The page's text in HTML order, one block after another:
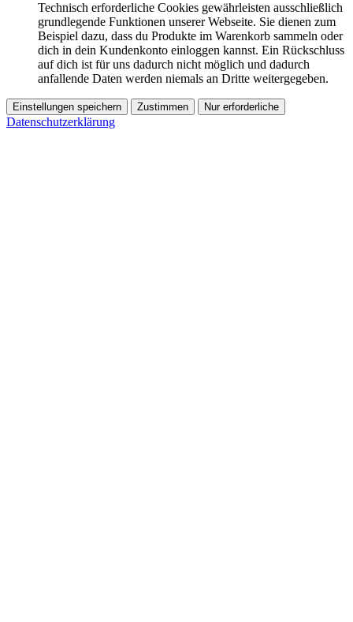
Technisch erforderliche Cookies gewährleisten ausschließlich
grundlegende Funktionen unserer Webseite. Sie dienen zum
Beispiel dazu, dass du Produkte im Warenkorb sammeln oder
dich in dein Kundenkonto einloggen kannst. Ein Rückschluss
auf dich ist für uns dadurch nicht möglich und dadurch
anfallende Daten werden niemals an Dritte weitergegeben.
Einstellungen speichern Zustimmen Nur erforderliche
Datenschutzerklärung